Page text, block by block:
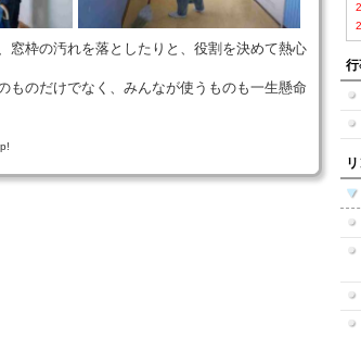
窓枠の汚れを落としたりと、役割を決めて熱心
ものだけでなく、みんなが使うものも一生懸命